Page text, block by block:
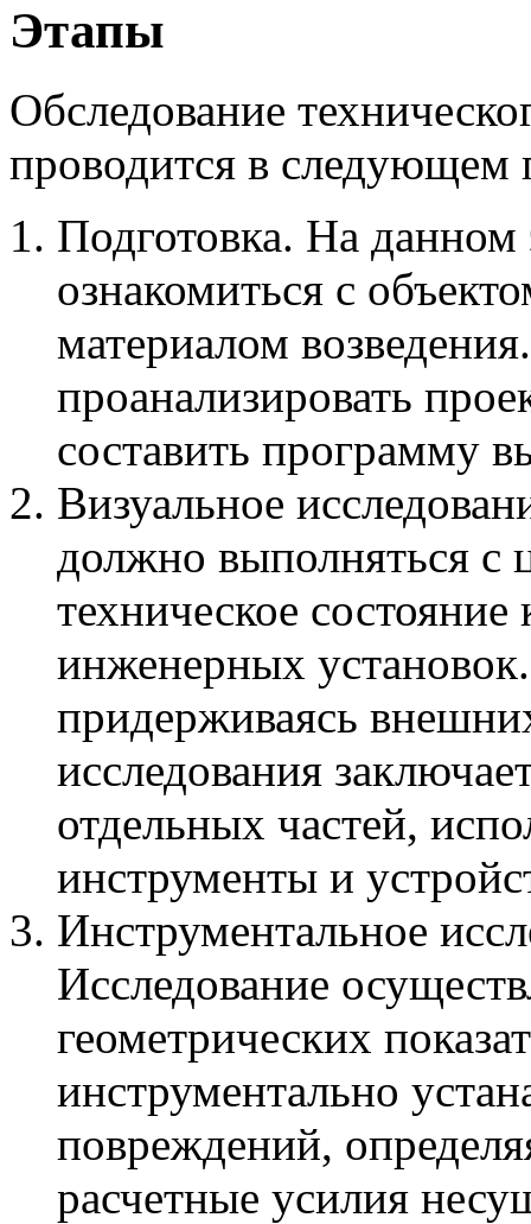
Этапы
Обследование
проводится в следующем
Подготовка. На данном
ознакомиться с
материалом
проанализировать
составить программу
Визуальное
должно выполняться с
техническое
инженерных
придерживаясь
исследования
отдельных частей,
инструменты и
Инструментальное
Исследование
геометрических
инструментально
повреждений,
расчетные усилия